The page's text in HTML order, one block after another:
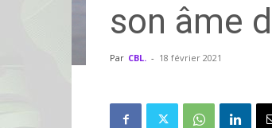
son âme
Par CBL. - 18 février 2021